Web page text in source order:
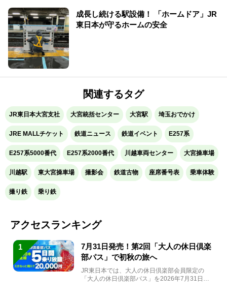
成長し続ける駅設備！ 「ホームドア」JR
東日本が守るホームの安全
関連するタグ
JR東日本大宮支社 大宮統括センター 大宮駅 埼玉おでかけ
JRE MALLチケット 鉄道ニュース 鉄道イベント E257系
E257系5000番代 E257系2000番代 川越車両センター 大宮操車場
川越駅 東大宮操車場 撮影会 鉄道古物 座席番号表 乗車体験
撮り鉄 乗り鉄
アクセスランキング
1
7月31日発売！第2回「大人の休日倶楽
部パス」で初秋の旅へ
JR東日本では、大人の休日倶楽部会員限定の
「大人の休日倶楽部パス」を2026年7月31日